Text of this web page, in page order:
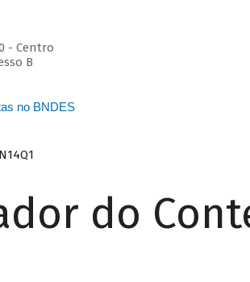
- Centro
B
no BNDES
do